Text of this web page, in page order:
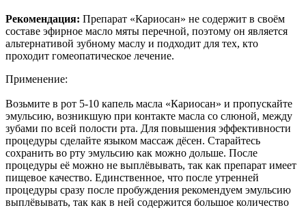
Рекомендация: Препарат «Кариосан» не содержит в своём
составе эфирное масло мяты перечной, поэтому он является
альтернативой зубному маслу и подходит для тех, кто
проходит гомеопатическое лечение.
Применение:
Возьмите в рот 5-10 капель масла «Кариосан» и пропускайте
эмульсию, возникшую при контакте масла со слюной, между
зубами по всей полости рта. Для повышения эффективности
процедуры сделайте языком массаж дёсен. Старайтесь
сохранить во рту эмульсию как можно дольше. После
процедуры её можно не выплёвывать, так как препарат имеет
пищевое качество. Единственное, что после утренней
процедуры сразу после пробуждения рекомендуем эмульсию
выплёвывать, так как в ней содержится большое количество